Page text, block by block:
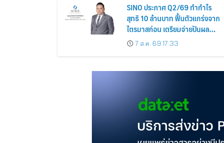
SINO ประกาศ Q2/69 ทำกำไร
สุทธิ 10 ล้านบาท ฟื้นตัวแกร่งจาก
ไตรมาสก่อน เตรียมจ่ายปันผล
ระหว่างกาล 0.014423 บาทต่อหุ้น
ครึ่งปีหลังมุ่งเติบโตต่อเนื่อง
7 ส.ค. 69 17:33